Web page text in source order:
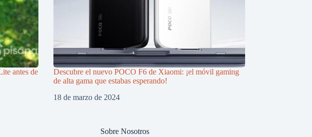
antes de
Descubre el nuevo POCO F6 de Xiaomi: ¡el móvil gaming
de alta gama que estabas esperando!
18 de marzo de 2024
Sobre Nosotros